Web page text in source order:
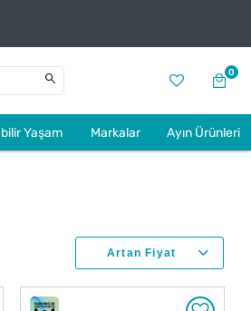
0
Yaşam Markalar Ayın Ürünleri